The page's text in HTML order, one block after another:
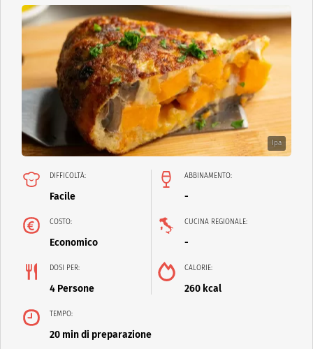
Ipa
DIFFICOLTÀ:
Facile
ABBINAMENTO:
-
COSTO:
Economico
CUCINA REGIONALE:
-
DOSI PER:
4 Persone
CALORIE:
260 kcal
TEMPO:
20 min di preparazione